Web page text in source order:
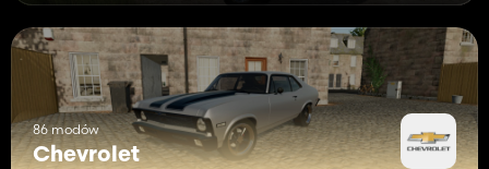
86 modów
Chevrolet